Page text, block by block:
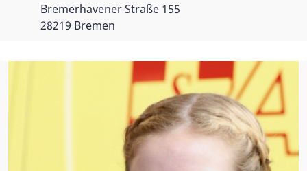
Bremerhavener Straße 155
28219 Bremen